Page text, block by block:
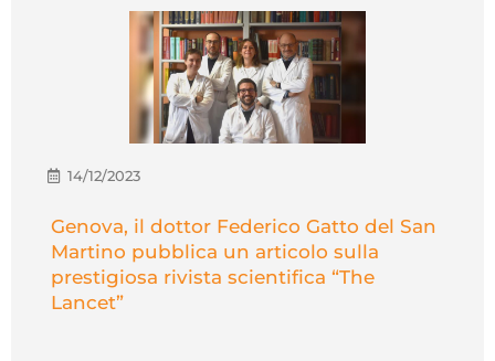
14/12/2023
Genova, il dottor Federico Gatto del San
Martino pubblica un articolo sulla
prestigiosa rivista scientifica “The
Lancet”